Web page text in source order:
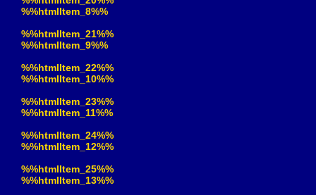
%%htmlItem_8%%
%%htmlItem_21%%
%%htmlItem_9%%
%%htmlItem_22%%
%%htmlItem_10%%
%%htmlItem_23%%
%%htmlItem_11%%
%%htmlItem_24%%
%%htmlItem_12%%
%%htmlItem_25%%
%%htmlItem_13%%